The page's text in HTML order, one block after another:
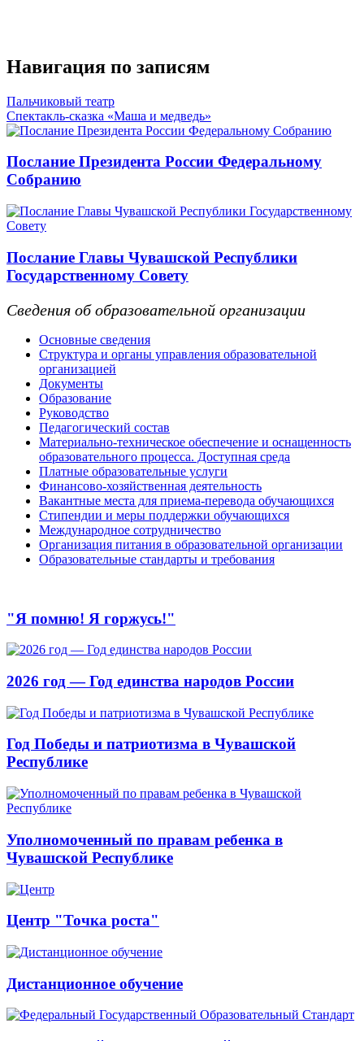
Навигация по записям
Пальчиковый театр
Спектакль-сказка «Маша и медведь»
Послание Президента России Федеральному
Собранию
Послание Главы Чувашской Республики
Государственному Совету
Сведения об образовательной организации
Основные сведения
Структура и органы управления образовательной
организацией
Документы
Образование
Руководство
Педагогический состав
Материально-техническое обеспечение и оснащенность
образовательного процесса. Доступная среда
Платные образовательные услуги
Финансово-хозяйственная деятельность
Вакантные места для приема-перевода обучающихся
Стипендии и меры поддержки обучающихся
Международное сотрудничество
Организация питания в образовательной организации
Образовательные стандарты и требования
"Я помню! Я горжусь!"
2026 год — Год единства народов России
Год Победы и патриотизма в Чувашской
Республике
Уполномоченный по правам ребенка в
Чувашской Республике
Центр "Точка роста"
Дистанционное обучение